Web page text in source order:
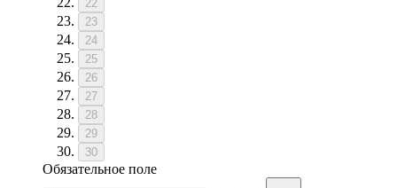
22
23
24
25
26
27
28
29
30
Обязательное поле